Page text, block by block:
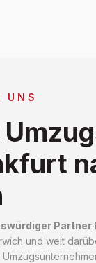
UNS
Partner
und weit